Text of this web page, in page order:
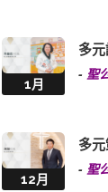
1月
多
- 聖
12月
多
- 聖